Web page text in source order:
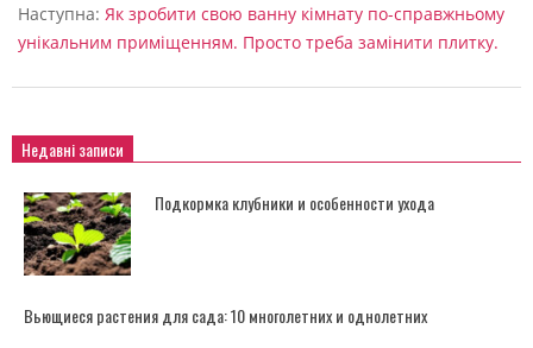
Наступна: Як зробити свою ванну кімнату по-справжньому
унікальним приміщенням. Просто треба замінити плитку.
Недавні записи
Подкормка клубники и особенности ухода
Вьющиеся растения для сада: 10 многолетних и однолетних